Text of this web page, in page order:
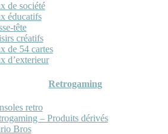
de société
éducatifs
tête
créatifs
de 54 cartes
d’exterieur
Retrogaming
retro
– Produits dérivés
Bros